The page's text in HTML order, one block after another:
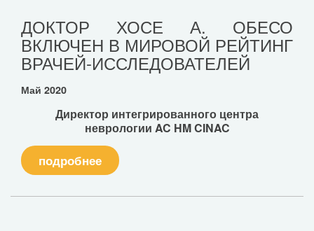
ДОКТОР ХОСЕ А. ОБЕСО
ВКЛЮЧЕН В МИРОВОЙ РЕЙТИНГ
ВРАЧЕЙ-ИССЛЕДОВАТЕЛЕЙ
Май 2020
Директор интегрированного центра
неврологии AC HM CINAC
подробнее